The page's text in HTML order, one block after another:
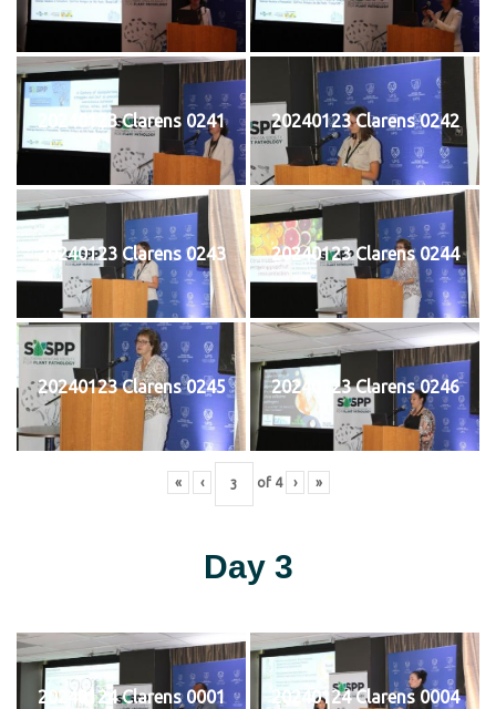
20240123 Clarens 0241 20240123 Clarens 0242
20240123 Clarens 0243 20240123 Clarens 0244
20240123 Clarens 0245 20240123 Clarens 0246
« ‹ of 4 › »
Day 3
20240124 Clarens 0001 20240124 Clarens 0004